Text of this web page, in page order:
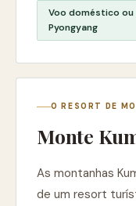
Voo doméstico ou
Pyongyang
O RESORT DE
Monte
As montanhas
de um resort